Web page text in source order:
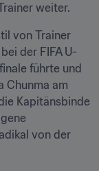
weiter.
von Trainer
der FIFA U-
führte und
Chunma am
Kapitänsbinde
von der